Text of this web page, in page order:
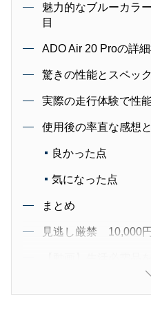
魅力的なブルーカラ
目
ADO Air 20 Proの詳
驚きの性能とスペッ
実際の走行体験で性
使用後の率直な感想
良かった点
気になった点
まとめ
見逃し厳禁 10,000